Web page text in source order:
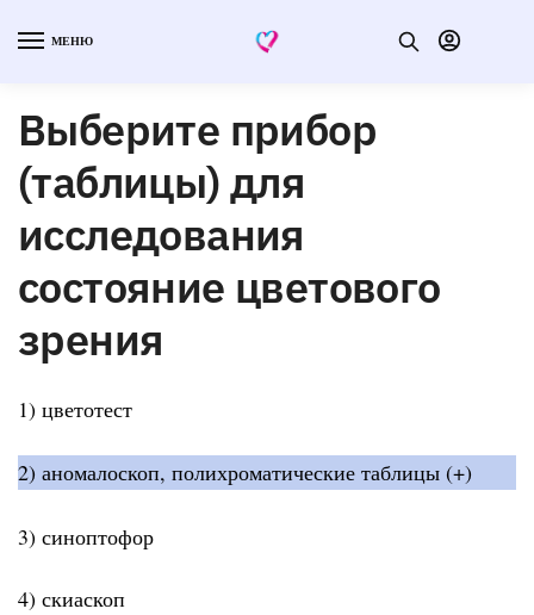
МЕНЮ
Выберите прибор
(таблицы) для
исследования
состояние цветового
зрения
1) цветотест
2) аномалоскоп, полихроматические таблицы (+)
3) синоптофор
4) скиаскоп